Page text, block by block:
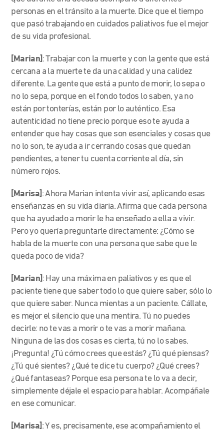
personas en el tránsito a la muerte. Dice que el tiempo
que pasó trabajando en cuidados paliativos fue el mejor
de su vida profesional.
[Marian] : Trabajar con la muerte y con la gente que está
cercana a la muerte te da una calidad y una calidez
diferente. La gente que está a punto de morir, lo sepa o
no lo sepa, porque en el fondo todos lo saben, ya no
están por tonterías, están por lo auténtico. Esa
autenticidad no tiene precio porque eso te ayuda a
entender que hay cosas que son esenciales y cosas que
no lo son, te ayuda a ir cerrando cosas que quedan
pendientes, a tener tu cuenta corriente al día, sin
número rojos.
[Marisa] : Ahora Marian intenta vivir así, aplicando esas
enseñanzas en su vida diaria. Afirma que cada persona
que ha ayudado a morir le ha enseñado a ella a vivir.
Pero yo quería preguntarle directamente: ¿Cómo se
habla de la muerte con una persona que sabe que le
queda poco de vida?
[Marian] : Hay una máxima en paliativos y es que el
paciente tiene que saber todo lo que quiere saber, sólo lo
que quiere saber. Nunca mientas a un paciente. Cállate,
es mejor el silencio que una mentira. Tú no puedes
decirle: no te vas a morir o te vas a morir mañana.
Ninguna de las dos cosas es cierta, tú no lo sabes.
¡Pregunta! ¿Tú cómo crees que estás? ¿Tú qué piensas?
¿Tú qué sientes? ¿Qué te dice tu cuerpo? ¿Qué crees?
¿Qué fantaseas? Porque esa persona te lo va a decir,
simplemente déjale el espacio para hablar. Acompáñale
en ese comunicar.
[Marisa] : Y es, precisamente, ese acompañamiento el